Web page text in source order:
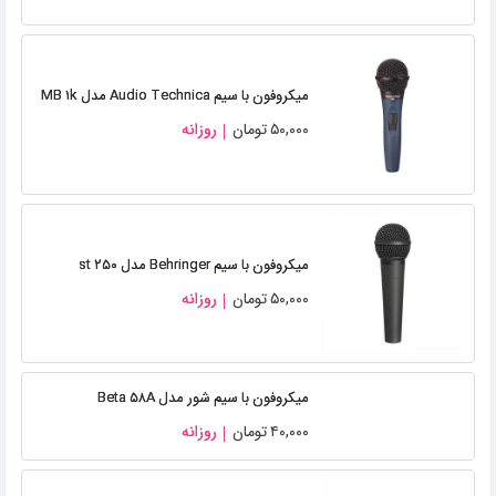
میکروفون با سیم Audio Technica مدل MB ۱k
۵۰,۰۰۰تومان روزانه
میکروفون با سیم Behringer مدل st ۲۵۰
۵۰,۰۰۰تومان روزانه
میکروفون با سیم شور مدل Beta ۵۸A
۴۰,۰۰۰تومان روزانه